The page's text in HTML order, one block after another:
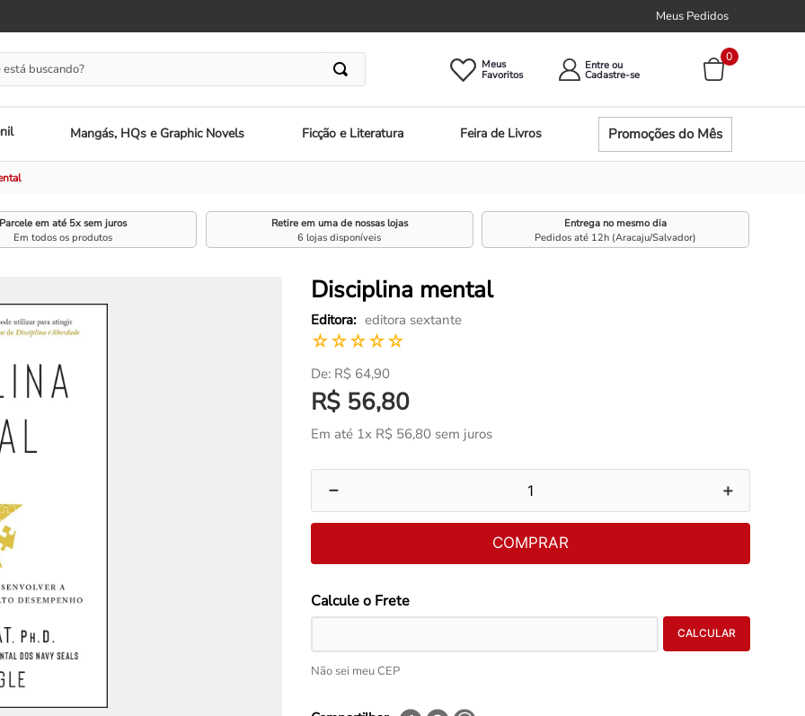
Meus Pedidos
buscando? Meus Entre ou
0
Mangás, HQs e Graphic Novels Ficção e Literatura Feira de Livros Promoções do Mês
Parcele em até 5x sem juros
Em todos os produtos
Retire em uma de nossas lojas
6 lojas disponíveis
Entrega no mesmo dia
Pedidos até 12h (Aracaju/Salvador)
Disciplina mental
editora sextante
☆☆☆☆☆
R$ 64,90
R$ 56,80
Em até 1x R$ 56,80 sem juros
＋
－
COMPRAR
Não sei meu CEP